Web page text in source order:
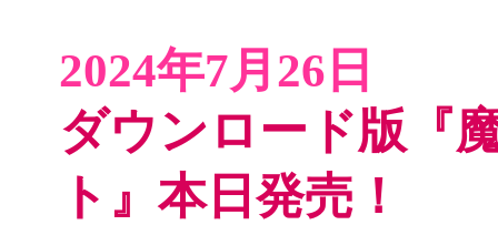
2024年7月26日
ダウンロード版『
ト』本日発売！